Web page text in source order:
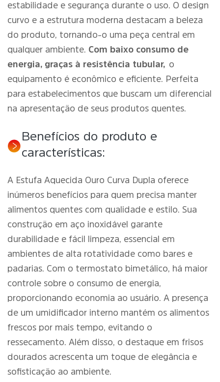
estabilidade e segurança durante o uso. O design
curvo e a estrutura moderna destacam a beleza
do produto, tornando-o uma peça central em
qualquer ambiente. Com baixo consumo de
energia, graças à resistência tubular, o
equipamento é econômico e eficiente. Perfeita
para estabelecimentos que buscam um diferencial
na apresentação de seus produtos quentes.
Benefícios do produto e
características:
A Estufa Aquecida Ouro Curva Dupla oferece
inúmeros benefícios para quem precisa manter
alimentos quentes com qualidade e estilo. Sua
construção em aço inoxidável garante
durabilidade e fácil limpeza, essencial em
ambientes de alta rotatividade como bares e
padarias. Com o termostato bimetálico, há maior
controle sobre o consumo de energia,
proporcionando economia ao usuário. A presença
de um umidificador interno mantém os alimentos
frescos por mais tempo, evitando o
ressecamento. Além disso, o destaque em frisos
dourados acrescenta um toque de elegância e
sofisticação ao ambiente.